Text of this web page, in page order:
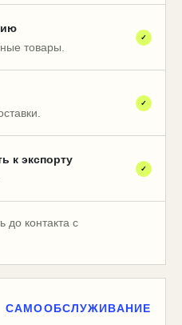
товары.
✓
✓
к экспорту
✓
до контакта с
САМООБСЛУЖИВАНИЕ